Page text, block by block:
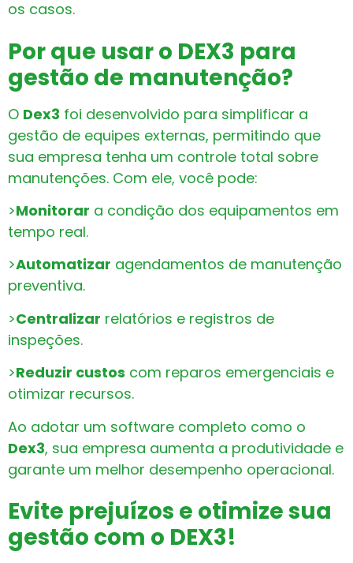
os casos.
Por que usar o DEX3 para
gestão de manutenção?
O Dex3 foi desenvolvido para simplificar a
gestão de equipes externas, permitindo que
sua empresa tenha um controle total sobre
manutenções. Com ele, você pode:
>Monitorar a condição dos equipamentos em
tempo real.
>Automatizar agendamentos de manutenção
preventiva.
>Centralizar relatórios e registros de
inspeções.
>Reduzir custos com reparos emergenciais e
otimizar recursos.
Ao adotar um software completo como o
Dex3, sua empresa aumenta a produtividade e
garante um melhor desempenho operacional.
Evite prejuízos e otimize sua
gestão com o DEX3!